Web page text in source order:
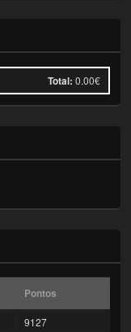
Total: 0.00€
Pontos
9127